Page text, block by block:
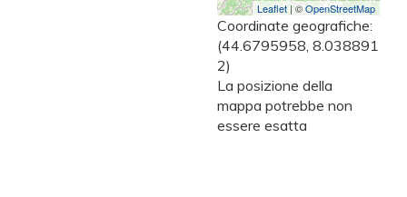
Leaflet | ©OpenStreetMap
Coordinate geografiche:
(44.6795958, 8.038891
2)
La posizione della
mappa potrebbe non
essere esatta